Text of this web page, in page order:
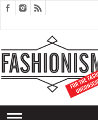
EDITORIALS
COUPLES
THERAPY
SARTORIAGRAM